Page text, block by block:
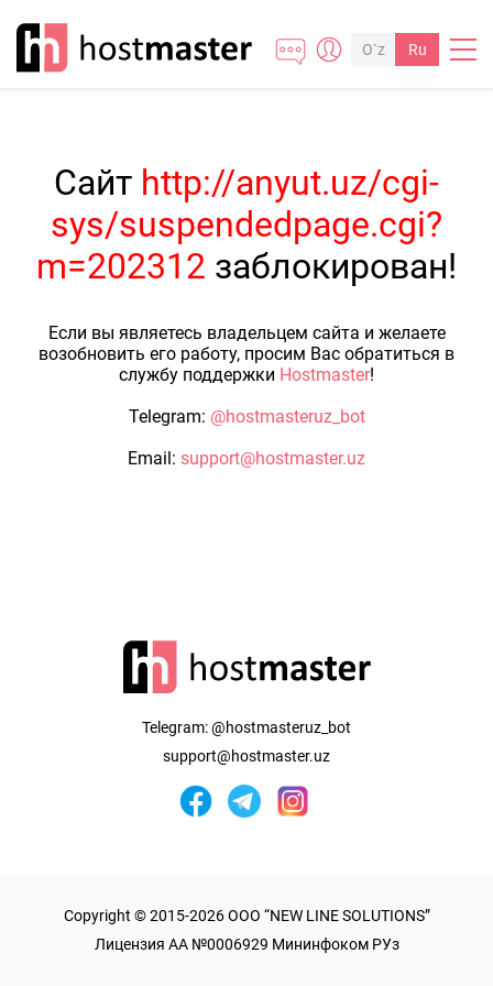
O`z Ru
Сайт http://anyut.uz/cgi-
sys/suspendedpage.cgi?
m=202312 заблокирован!
Если вы являетесь владельцем сайта и желаете
возобновить его работу, просим Вас обратиться в
службу поддержки Hostmaster!
Telegram: @hostmasteruz_bot
Email: support@hostmaster.uz
Telegram:@hostmasteruz_bot
support@hostmaster.uz
Copyright © 2015-2026 OOO “NEW LINE SOLUTIONS”
Лицензия AA №0006929 Мининфоком РУз